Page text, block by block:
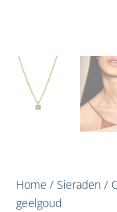
Home / Sieraden /
geelgoud